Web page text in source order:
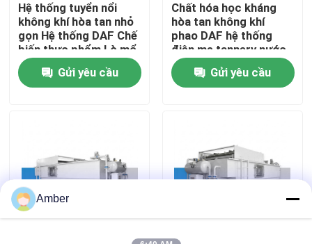
Tham quan nhà máy
Kiểm soát chất lượng
Blog
Hệ thống tuyển nổi
không khí hòa tan nhỏ
gọn Hệ thống DAF Chế
biến thực phẩm Lò mổ
xử lý nước thải Đơn vị
thép không gỉ
Gửi yêu cầu
Chất hóa học kháng
hòa tan không khí
phao DAF hệ thống
điện mạ tannery nước
thải 316L SS Unit xử lý
Gửi yêu cầu
Amber